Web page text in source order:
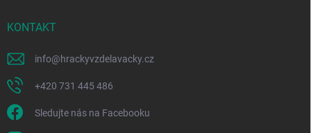
KONTAKT
info@hrackyvzdelavacky.cz
+420 731 445 486
Sledujte nás na Facebooku